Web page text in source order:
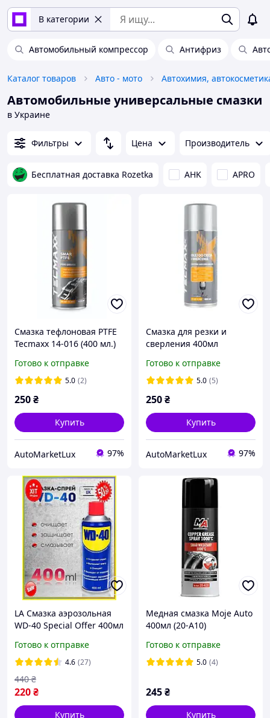
В категории
Автомобильный компрессор Антифриз
Каталог товаров Авто - мото
Автомобильные универсальные смазки
в Украине
Фильтры Цена Производитель
Бесплатная доставка Rozetka AHK APRO
Смазка тефлоновая PTFE
Tecmaxx 14-016 (400 мл.)
Готово к отправке
5.0 (2)
250₴
Купить
AutoMarketLux 97%
Смазка для резки и
сверления 400мл
Готово к отправке
5.0 (5)
250₴
Купить
AutoMarketLux 97%
LA Смазка аэрозольная
WD-40 Special Offer 400мл
проникающая для авто от
ржавчины и корро
PAR17OK
Готово к отправке
4.6 (27)
220₴
440 ₴
Купить
Медная смазка Moje Auto
400мл (20-A10)
Готово к отправке
5.0 (4)
245₴
Купить